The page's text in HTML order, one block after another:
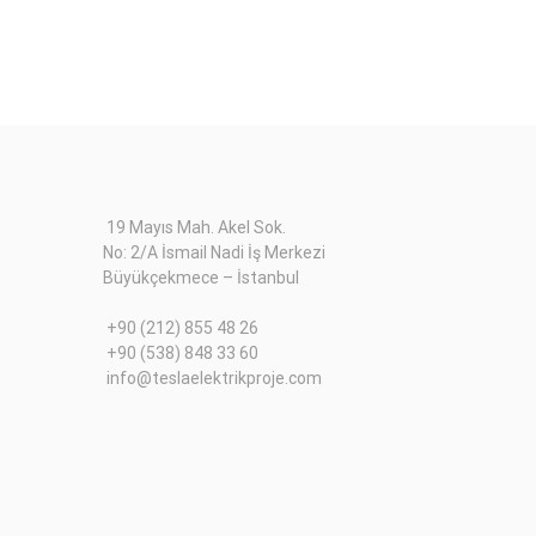
19 Mayıs Mah. Akel Sok.
No: 2/A İsmail Nadi İş Merkezi
Büyükçekmece – İstanbul
+90 (212) 855 48 26
+90 (538) 848 33 60
info@teslaelektrikproje.com